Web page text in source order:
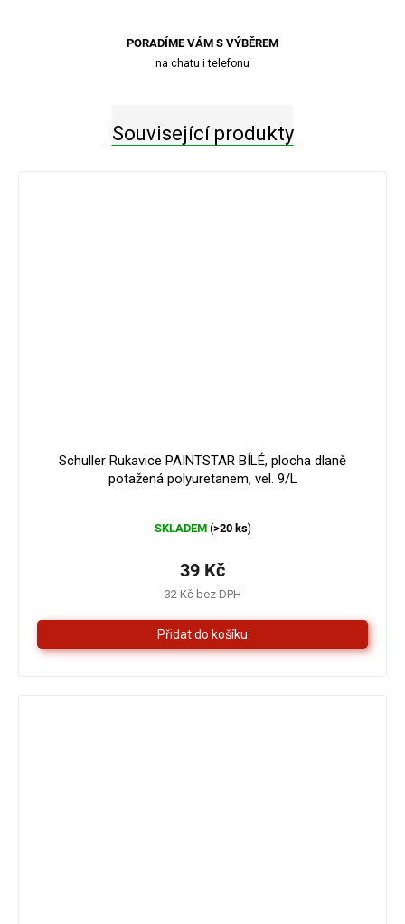
PORADÍME VÁM S VÝBĚREM
na chatu i telefonu
Související produkty
Schuller Rukavice PAINTSTAR BÍLÉ, plocha dlaně
potažená polyuretanem, vel. 9/L
hodnocení
je
z
5
hvězdiček.
SKLADEM (>20 ks)
32 Kč bez DPH
39 Kč